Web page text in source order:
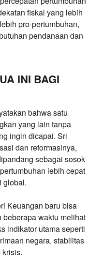
fiskal yang lebih
pro-pertumbuhan,
pendanaan dan
INI BAGI
bahwa satu
yang lain tanpa
ingin dicapai. Sri
dan reformasinya,
sebagai sosok
lebih cepat
global.
Keuangan baru bisa
waktu melihat
indikator utama seperti
negara, stabilitas
krisis.